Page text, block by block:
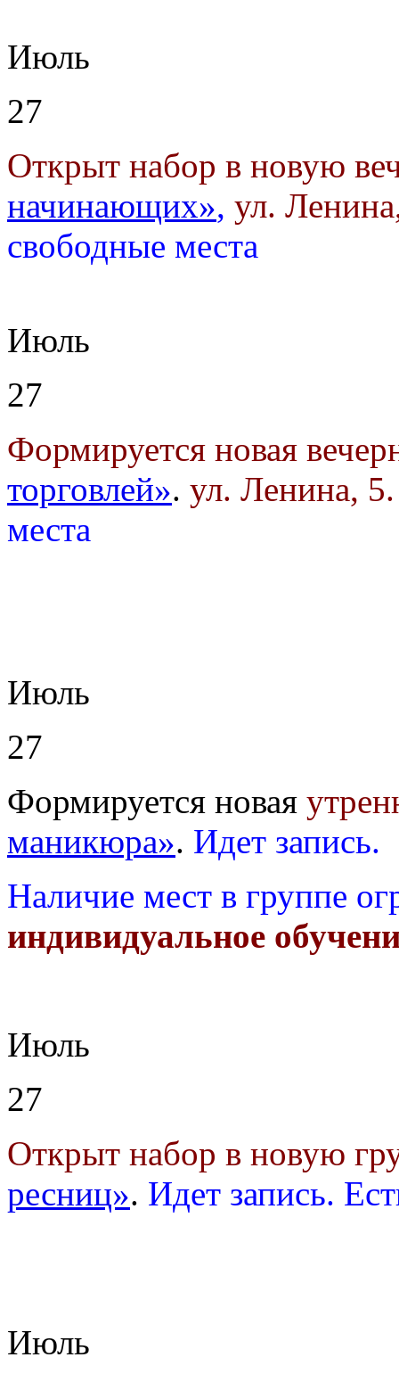
Июль
27
Открыт набор в новую
начинающих», ул.
свободные места
Июль
27
Формируется новая
торговлей». ул. Ленина,
места
Июль
27
Формируется новая
маникюра». Идет запись.
Наличие мест в группе
индивидуальное
Июль
27
Открыт набор в новую
ресниц». Идет запись.
Июль